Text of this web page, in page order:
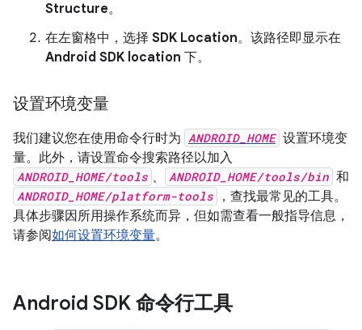
Structure。
在左窗格中，选择 SDK Location。该路径即显示在
Android SDK location 下。
设置环境变量
我们建议您在使用命令行时为 ANDROID_HOME 设置环境变
量。此外，请设置命令搜索路径以加入
ANDROID_HOME/tools 、 ANDROID_HOME/tools/bin 和
ANDROID_HOME/platform-tools
，查找最常见的工具。
具体步骤因所用操作系统而异，但如需查看一般指导信息，
请参阅如何设置环境变量。
Android SDK 命令行工具